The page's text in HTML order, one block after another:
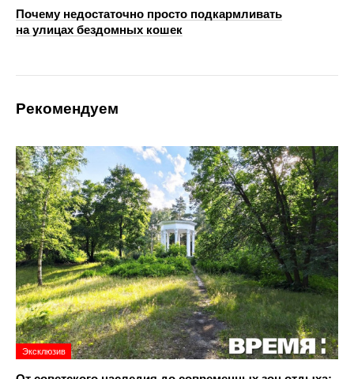
Почему недостаточно просто подкармливать
на улицах бездомных кошек
Рекомендуем
Эксклюзив